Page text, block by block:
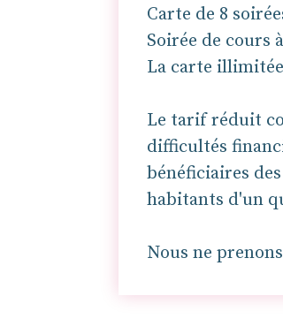
Carte de 8
Soirée de cours
La carte
Le tarif réduit
difficultés
bénéficiaires
habitants d'un
Nous ne